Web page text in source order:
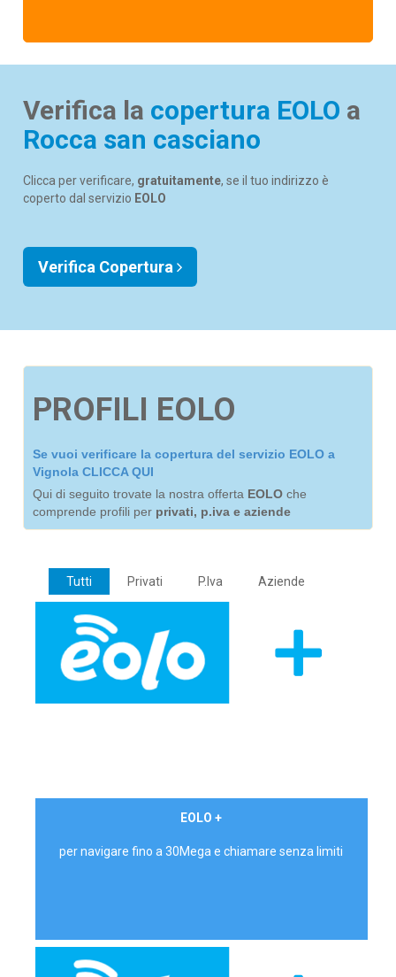
Verifica la copertura EOLO a
Rocca san casciano
Clicca per verificare, gratuitamente, se il tuo indirizzo è
coperto dal servizio EOLO
Verifica Copertura
PROFILI EOLO
Se vuoi verificare la copertura del servizio EOLO a
Vignola CLICCA QUI
Qui di seguito trovate la nostra offerta EOLO che
comprende profili per privati, p.iva e aziende
Tutti Privati P.Iva Aziende
EOLO +
per navigare fino a 30Mega e chiamare senza limiti